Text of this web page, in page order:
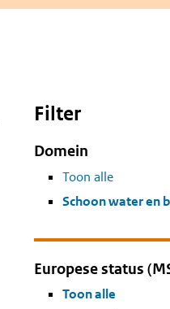
Filter
Domein
Toon alle
Schoon water en
Europese status
Toon alle